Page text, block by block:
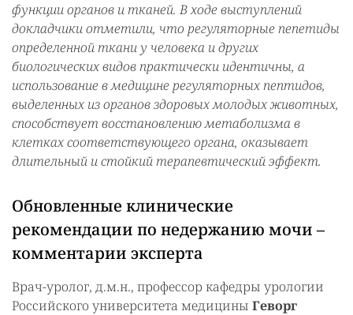
функции органов и тканей. В ходе выступлений
докладчики отметили, что регуляторные пепетиды
определенной ткани у человека и других
биологических видов практически идентичны, а
использование в медицине регуляторных пептидов,
выделенных из органов здоровых молодых животных,
способствует восстановлению метаболизма в
клетках соответствующего органа, оказывает
длительный и стойкий терапевтический эффект.
Обновленные клинические
рекомендации по недержанию мочи –
комментарии эксперта
Врач-уролог, д.м.н., профессор кафедры урологии
Российского университета медицины Геворг